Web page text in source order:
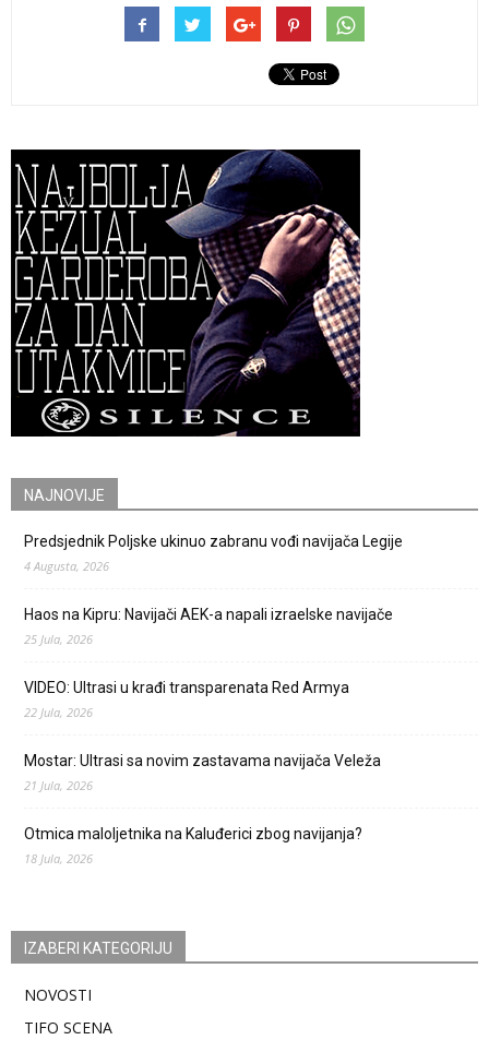
NAJNOVIJE
Predsjednik Poljske ukinuo zabranu vođi navijača Legije
4 Augusta, 2026
Haos na Kipru: Navijači AEK-a napali izraelske navijače
25 Jula, 2026
VIDEO: Ultrasi u krađi transparenata Red Armya
22 Jula, 2026
Mostar: Ultrasi sa novim zastavama navijača Veleža
21 Jula, 2026
Otmica maloljetnika na Kaluđerici zbog navijanja?
18 Jula, 2026
IZABERI KATEGORIJU
NOVOSTI
TIFO SCENA